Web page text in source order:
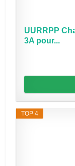
UURRPP
3A pour...
TOP 4